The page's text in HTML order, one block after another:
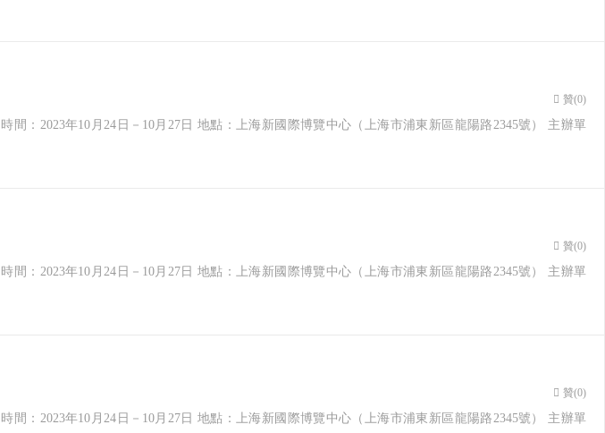
贊(0)
間：2023年10月24日－10月27日 地點：上海新國際博覽中心（上海市浦東新區龍陽路2345號） 主辦單
贊(0)
間：2023年10月24日－10月27日 地點：上海新國際博覽中心（上海市浦東新區龍陽路2345號） 主辦單
贊(0)
間：2023年10月24日－10月27日 地點：上海新國際博覽中心（上海市浦東新區龍陽路2345號） 主辦單